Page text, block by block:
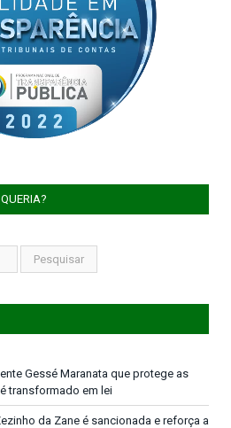
Gessé Maranata que protege as
transformado em lei
da Zane é sancionada e reforça a